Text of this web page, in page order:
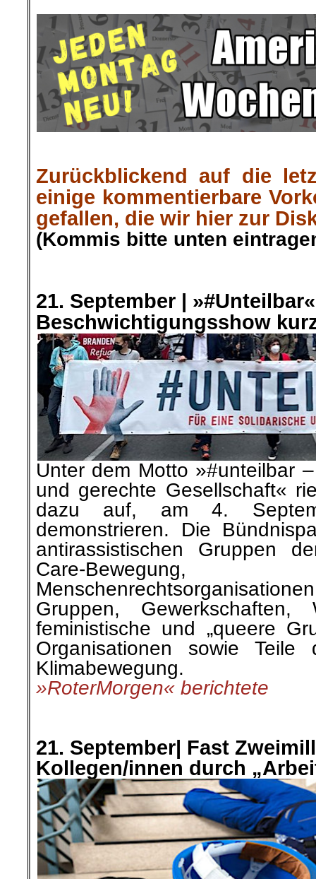
Zurückblickend auf die
einige kommentierbare
gefallen, die wir hier zur
(Kommis bitte unten
21. September |
Beschwichtigungsshow
Unter dem Motto »#unteilbar
und gerechte Gesellschaft«
dazu auf, am 4.
demonstrieren. Die
antirassistischen Gruppen
Care-Bewegung,
Gruppen, Gewerkschaften,
feministische und „queere
Organisationen sowie Teile
Klimabewegung.
»RoterMorgen« berichtete
21. September| Fast
Kollegen/innen durch